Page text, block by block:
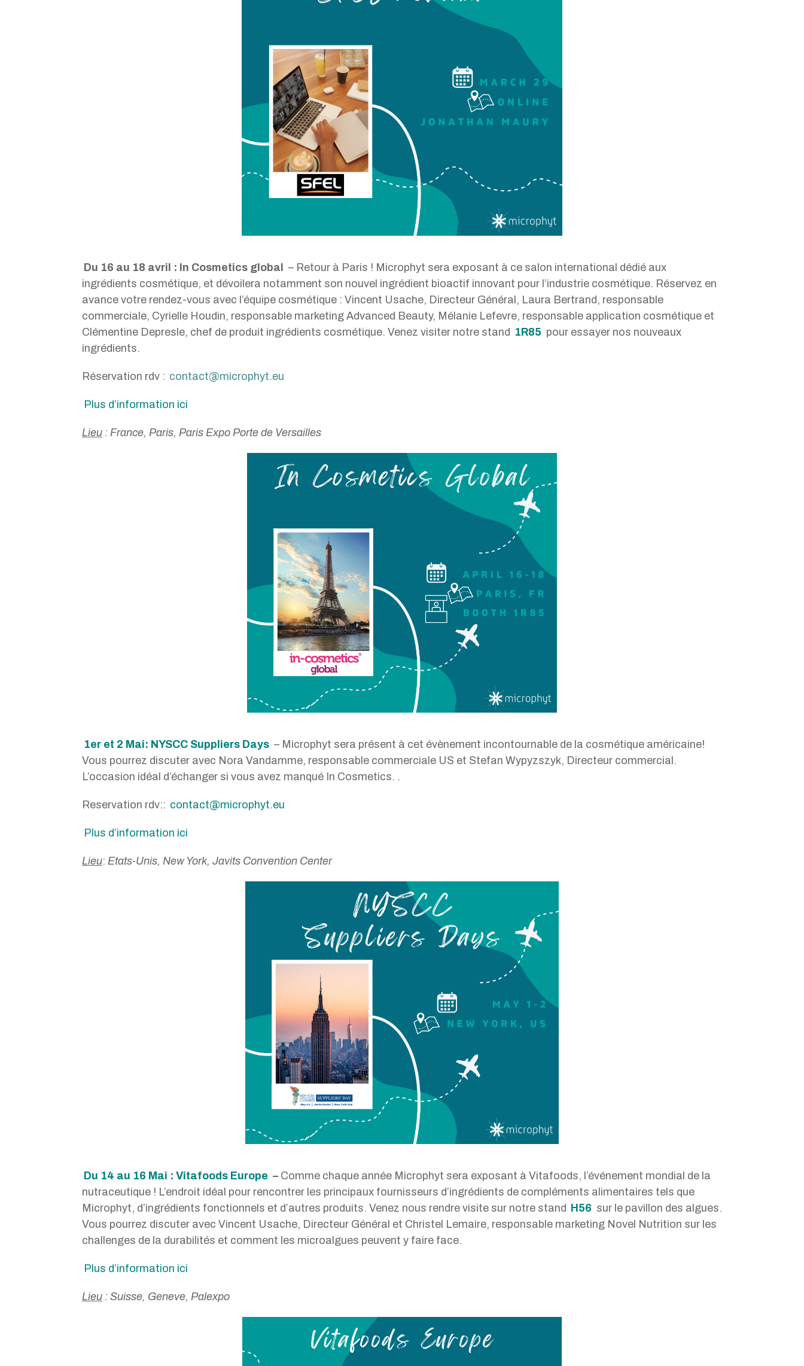
Du 16 au 18 avril : In Cosmetics global
– Retour à Paris ! Microphyt sera exposant à ce salon international dédié aux
ingrédients cosmétique, et dévoilera notamment son nouvel ingrédient bioactif innovant pour l’industrie cosmétique. Réservez en
avance votre rendez-vous avec l’équipe cosmétique : Vincent Usache, Directeur Général, Laura Bertrand, responsable
commerciale, Cyrielle Houdin, responsable marketing Advanced Beauty, Mélanie Lefevre, responsable application cosmétique et
Clémentine Depresle, chef de produit ingrédients cosmétique. Venez visiter notre stand 1R85 pour essayer nos nouveaux
ingrédients.
Réservation rdv : contact@microphyt.eu
Plus d’information ici
Lieu : France, Paris, Paris Expo Porte de Versailles
1er et 2 Mai: NYSCC Suppliers Days – Microphyt sera présent à cet évènement incontournable de la cosmétique américaine!
Vous pourrez discuter avec Nora Vandamme, responsable commerciale US et Stefan Wypyzszyk, Directeur commercial.
L’occasion idéal d’échanger si vous avez manqué In Cosmetics. .
Reservation rdv:: contact@microphyt.eu
Plus d’information ici
Lieu: Etats-Unis, New York, Javits Convention Center
Du 14 au 16 Mai : Vitafoods Europe – Comme chaque année Microphyt sera exposant à Vitafoods, l’événement mondial de la
nutraceutique ! L’endroit idéal pour rencontrer les principaux fournisseurs d’ingrédients de compléments alimentaires tels que
Microphyt, d’ingrédients fonctionnels et d’autres produits. Venez nous rendre visite sur notre stand H56 sur le pavillon des algues.
Vous pourrez discuter avec Vincent Usache, Directeur Général et Christel Lemaire, responsable marketing Novel Nutrition sur les
challenges de la durabilités et comment les microalgues peuvent y faire face.
Plus d’information ici
Lieu : Suisse, Geneve, Palexpo